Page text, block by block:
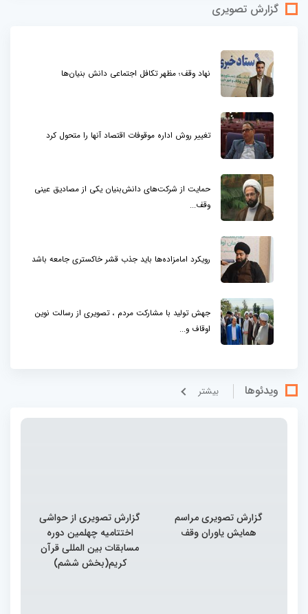
گزارش تصویری
نهاد وقف؛ مظهر تکافل اجتماعی دانش بنیان‌ها
تغییر روش اداره موقوفات اقتصاد آنها را متحول کرد
حمایت از شرکت‌های دانش‌بنیان یکی از مصادیق عینی
وقف...
رویکرد امامزاده‌ها باید جذب قشر خاکستری جامعه باشد
جهش تولید با مشارکت مردم ، تصویری از رسالت نوین
اوقاف و...
ویدئوها بيشتر
گزارش تصویری مراسم
همایش یاوران وقف
گزارش تصویری از حواشی
اختتامیه چهلمین دوره
مسابقات بین المللی قرآن
کریم(بخش ششم)